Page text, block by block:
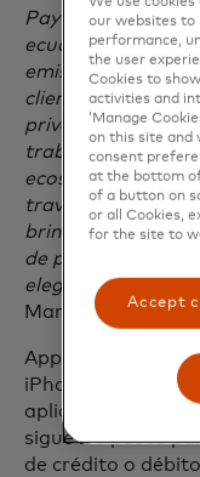
Pay a nuestros
ecuatorianos con
emisores. Esto
clientes pagar de
privada. En
trabajando día a
ecosistema de
través de
brindan mayor
de pago para que
elegir”
, dijo
Manager de
Apple Pay es fácil
iPhone,
aplicación Wallet,
sigue los pasos
de crédito o
our websites to
performance,
the user
Cookies to
activities and
‘Manage
on this site and
consent
at the bottom
of a button on
or all Cookies,
for the site to
Accept